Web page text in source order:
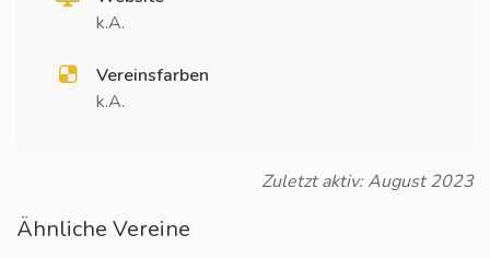
k.A.
Vereinsfarben
k.A.
Zuletzt aktiv: August 2023
Ähnliche Vereine